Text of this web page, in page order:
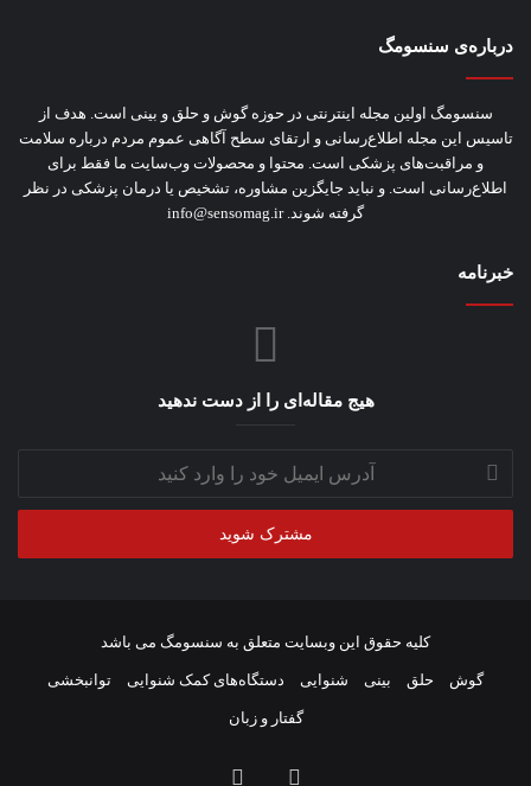
درباره‌ی سنسومگ
سنسومگ اولین مجله اینترنتی در حوزه گوش و حلق و بینی است. هدف از
تاسیس این مجله اطلاع‌رسانی و ارتقای سطح آگاهی عموم مردم درباره سلامت
و مراقبت‌های پزشکی است. محتوا و محصولات وب‌سایت ما فقط برای
اطلاع‌رسانی است. و نباید جایگزین مشاوره‌، تشخیص یا درمان پزشکی در نظر
گرفته شوند. info@sensomag.ir
خبرنامه
هیج مقاله‌ای را از دست ندهید
آدرس
ایمیل
خود
وارد
کلیه حقوق این وبسایت متعلق به سنسومگ می باشد
گوش حلق بینی شنوایی دستگاه‌های کمک شنوایی توانبخشی
گفتار و زبان
اینستاگرام